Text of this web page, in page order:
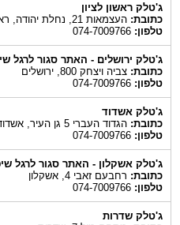
ג'טלק ראשון לציון
כתובת:העצמאות 21, נחלת יהודה, ראשון לציון
טלפון:074-7009766
ג'טלק ירושלים - האתר סגור לרגל
כתובת:צביה ויצחק 800, ירושלים
טלפון:074-7009766
ג'טלק אשדוד
כתובת:הגדוד העברי 5 גן העיר, אשדוד
טלפון:074-7009766
ג'טלק אשקלון - האתר סגור לרגל
כתובת:רחבעם זאבי 4, אשקלון
טלפון:074-7009766
ג'טלק שדרות